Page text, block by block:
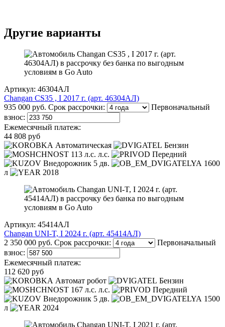
Другие варианты
Артикул: 46304АЛ
Changan CS35 , I 2017 г. (арт. 46304АЛ)
935 000 руб. Срок рассрочки:
Первоначальный
взнос:
Ежемесячный платеж:
44 808 руб
Автоматическая
Бензин
113 л.с. л.с.
Передний
Внедорожник 5 дв.
1600
л
2018
Артикул: 45414АЛ
Changan UNI-T, I 2024 г. (арт. 45414АЛ)
2 350 000 руб. Срок рассрочки:
Первоначальный
взнос:
Ежемесячный платеж:
112 620 руб
Автомат робот
Бензин
167 л.с. л.с.
Передний
Внедорожник 5 дв.
1500
л
2024